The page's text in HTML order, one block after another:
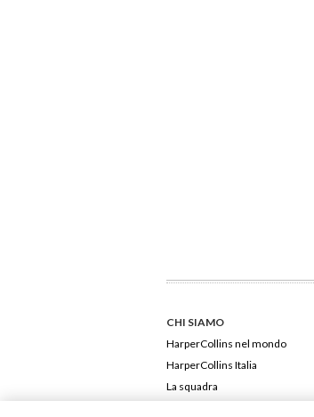
CHI SIAMO
HarperCollins nel mondo
HarperCollins Italia
La squadra